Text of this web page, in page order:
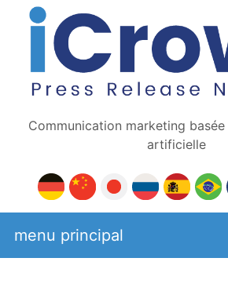
Communication marketing
artificielle
menu principal